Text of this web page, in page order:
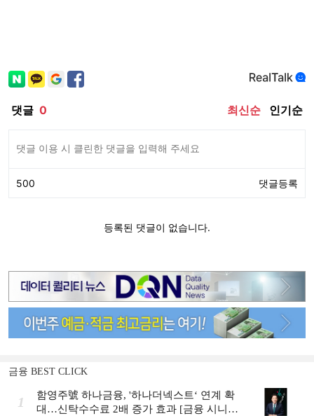
금융 BEST CLICK
1
함영주號 하나금융, '하나더넥스트‘ 연계 확
대…신탁수수료 2배 증가 효과 [금융 시니어